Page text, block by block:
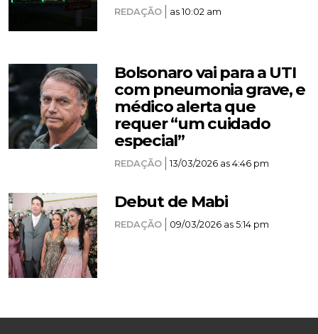
REDAÇÃO as 10:02 am
Bolsonaro vai para a UTI
com pneumonia grave, e
médico alerta que
requer “um cuidado
especial”
REDAÇÃO 13/03/2026 as 4:46 pm
Debut de Mabi
REDAÇÃO 09/03/2026 as 5:14 pm